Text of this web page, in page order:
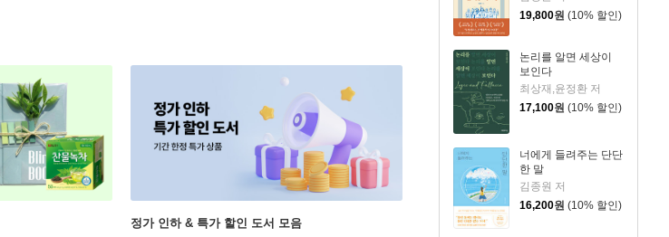
19,800원 (10% 할인)
논리를 알면 세상이
보인다
최상재,윤정환 저
17,100원 (10% 할인)
너에게 들려주는 단단
한 말
김종원 저
16,200원 (10% 할인)
정가 인하 & 특가 할인 도서 모음